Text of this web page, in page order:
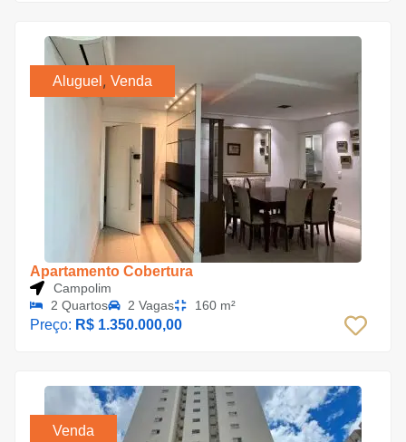
Aluguel , Venda
Apartamento Cobertura
Campolim
2 Quartos
2 Vagas 160 m²
Preço: R$ 1.350.000,00
Venda